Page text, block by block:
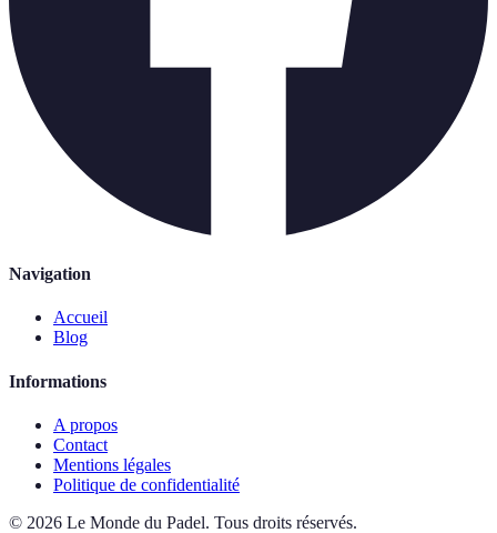
Navigation
Accueil
Blog
Informations
A propos
Contact
Mentions légales
Politique de confidentialité
© 2026 Le Monde du Padel. Tous droits réservés.